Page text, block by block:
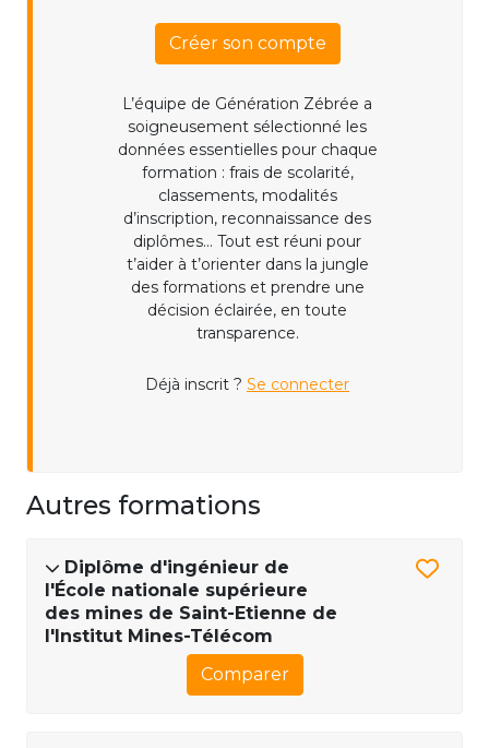
Créer son compte
L’équipe de Génération Zébrée a
soigneusement sélectionné les
données essentielles pour chaque
formation : frais de scolarité,
classements, modalités
d’inscription, reconnaissance des
diplômes... Tout est réuni pour
t’aider à t’orienter dans la jungle
des formations et prendre une
décision éclairée, en toute
transparence.
Déjà inscrit ? Se connecter
Autres formations
Diplôme d'ingénieur de
l'École nationale supérieure
des mines de Saint-Etienne de
l'Institut Mines-Télécom
Comparer